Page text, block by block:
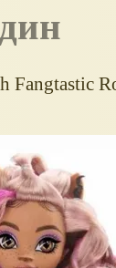
Fangtastic